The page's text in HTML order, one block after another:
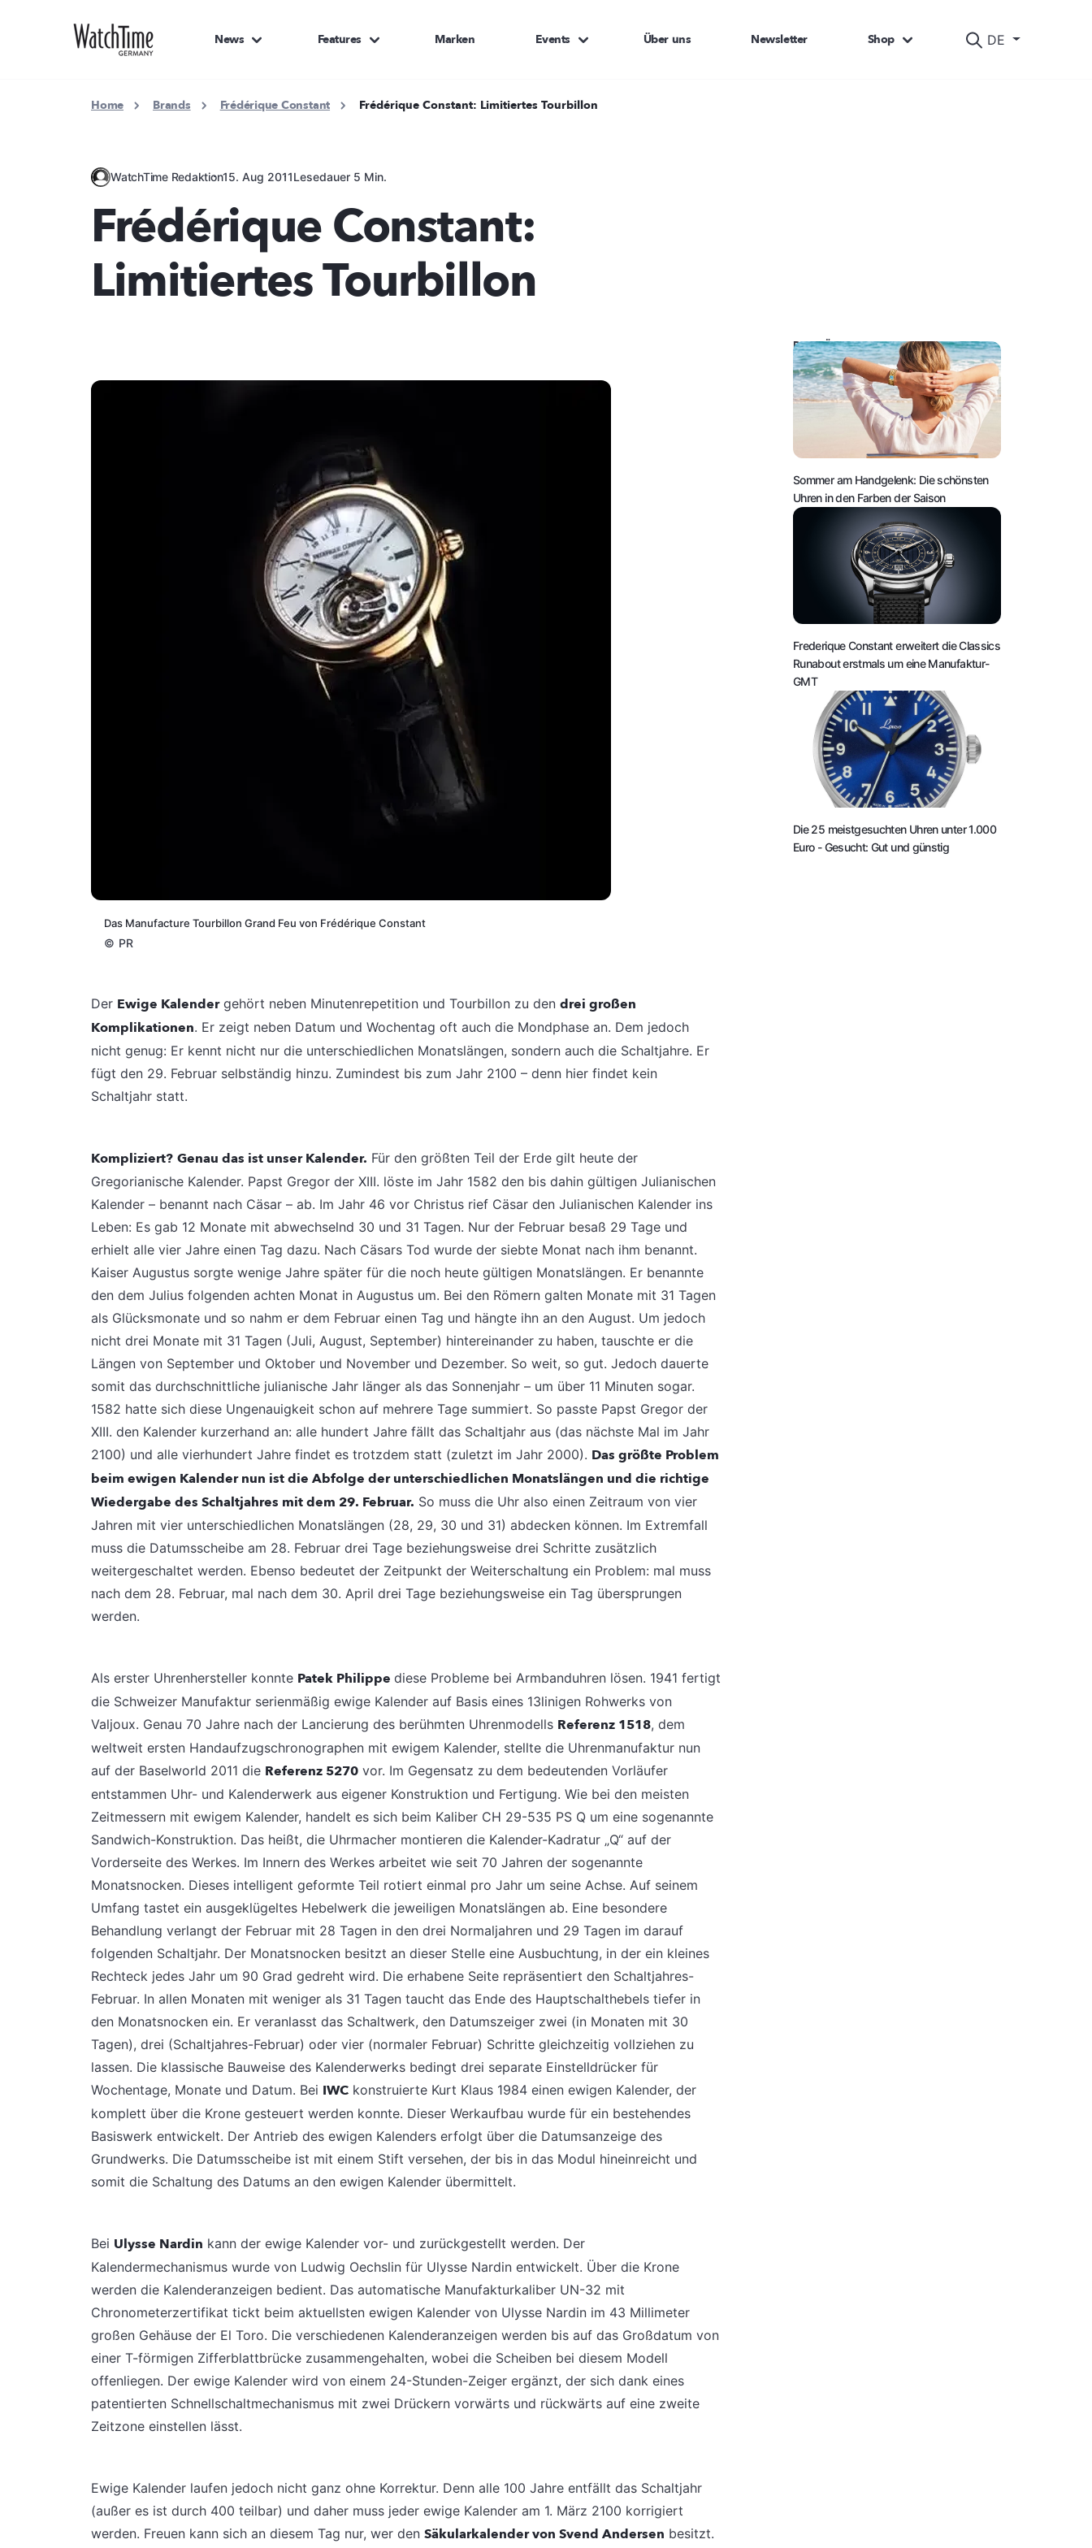
DE
News Features Marken Events Über uns Newsletter Shop
Home Brands Frédérique Constant Frédérique Constant: Limitiertes Tourbillon
WatchTime Redaktion15. Aug 2011Lesedauer 5 Min.
Frédérique Constant:
Limitiertes Tourbillon
Das Manufacture Tourbillon Grand Feu von Frédérique Constant
© PR
Der Ewige Kalendergehört neben Minutenrepetition und Tourbillon zu den drei großen
Komplikationen. Er zeigt neben Datum und Wochentag oft auch die Mondphase an. Dem jedoch
nicht genug: Er kennt nicht nur die unterschiedlichen Monatslängen, sondern auch die Schaltjahre. Er
fügt den 29. Februar selbständig hinzu. Zumindest bis zum Jahr 2100 – denn hier findet kein
Schaltjahr statt.
Kompliziert? Genau das ist unser Kalender. Für den größten Teil der Erde gilt heute der
Gregorianische Kalender. Papst Gregor der XIII. löste im Jahr 1582 den bis dahin gültigen Julianischen
Kalender – benannt nach Cäsar – ab. Im Jahr 46 vor Christus rief Cäsar den Julianischen Kalender ins
Leben: Es gab 12 Monate mit abwechselnd 30 und 31 Tagen. Nur der Februar besaß 29 Tage und
erhielt alle vier Jahre einen Tag dazu. Nach Cäsars Tod wurde der siebte Monat nach ihm benannt.
Kaiser Augustus sorgte wenige Jahre später für die noch heute gültigen Monatslängen. Er benannte
den dem Julius folgenden achten Monat in Augustus um. Bei den Römern galten Monate mit 31 Tagen
als Glücksmonate und so nahm er dem Februar einen Tag und hängte ihn an den August. Um jedoch
nicht drei Monate mit 31 Tagen (Juli, August, September) hintereinander zu haben, tauschte er die
Längen von September und Oktober und November und Dezember. So weit, so gut. Jedoch dauerte
somit das durchschnittliche julianische Jahr länger als das Sonnenjahr – um über 11 Minuten sogar.
1582 hatte sich diese Ungenauigkeit schon auf mehrere Tage summiert. So passte Papst Gregor der
XIII. den Kalender kurzerhand an: alle hundert Jahre fällt das Schaltjahr aus (das nächste Mal im Jahr
2100) und alle vierhundert Jahre findet es trotzdem statt (zuletzt im Jahr 2000). Das größte Problem
beim ewigen Kalender nun ist die Abfolge der unterschiedlichen Monatslängen und die richtige
Wiedergabe des Schaltjahres mit dem 29. Februar. So muss die Uhr also einen Zeitraum von vier
Jahren mit vier unterschiedlichen Monatslängen (28, 29, 30 und 31) abdecken können. Im Extremfall
muss die Datumsscheibe am 28. Februar drei Tage beziehungsweise drei Schritte zusätzlich
weitergeschaltet werden. Ebenso bedeutet der Zeitpunkt der Weiterschaltung ein Problem: mal muss
nach dem 28. Februar, mal nach dem 30. April drei Tage beziehungsweise ein Tag übersprungen
werden.
Als erster Uhrenhersteller konnte Patek Philippe diese Probleme bei Armbanduhren lösen. 1941 fertigt
die Schweizer Manufaktur serienmäßig ewige Kalender auf Basis eines 13linigen Rohwerks von
Valjoux. Genau 70 Jahre nach der Lancierung des berühmten Uhrenmodells Referenz 1518, dem
weltweit ersten Handaufzugschronographen mit ewigem Kalender, stellte die Uhrenmanufaktur nun
auf der Baselworld 2011 die Referenz 5270 vor. Im Gegensatz zu dem bedeutenden Vorläufer
entstammen Uhr- und Kalenderwerk aus eigener Konstruktion und Fertigung. Wie bei den meisten
Zeitmessern mit ewigem Kalender, handelt es sich beim Kaliber CH 29-535 PS Q um eine sogenannte
Sandwich-Konstruktion. Das heißt, die Uhrmacher montieren die Kalender-Kadratur „Q“ auf der
Vorderseite des Werkes. Im Innern des Werkes arbeitet wie seit 70 Jahren der sogenannte
Monatsnocken. Dieses intelligent geformte Teil rotiert einmal pro Jahr um seine Achse. Auf seinem
Umfang tastet ein ausgeklügeltes Hebelwerk die jeweiligen Monatslängen ab. Eine besondere
Behandlung verlangt der Februar mit 28 Tagen in den drei Normaljahren und 29 Tagen im darauf
folgenden Schaltjahr. Der Monatsnocken besitzt an dieser Stelle eine Ausbuchtung, in der ein kleines
Rechteck jedes Jahr um 90 Grad gedreht wird. Die erhabene Seite repräsentiert den Schaltjahres-
Februar. In allen Monaten mit weniger als 31 Tagen taucht das Ende des Hauptschalthebels tiefer in
den Monatsnocken ein. Er veranlasst das Schaltwerk, den Datumszeiger zwei (in Monaten mit 30
Tagen), drei (Schaltjahres-Februar) oder vier (normaler Februar) Schritte gleichzeitig vollziehen zu
lassen. Die klassische Bauweise des Kalenderwerks bedingt drei separate Einstelldrücker für
Wochentage, Monate und Datum. Bei IWC konstruierte Kurt Klaus 1984 einen ewigen Kalender, der
komplett über die Krone gesteuert werden konnte. Dieser Werkaufbau wurde für ein bestehendes
Basiswerk entwickelt. Der Antrieb des ewigen Kalenders erfolgt über die Datumsanzeige des
Grundwerks. Die Datumsscheibe ist mit einem Stift versehen, der bis in das Modul hineinreicht und
somit die Schaltung des Datums an den ewigen Kalender übermittelt.
Bei Ulysse Nardin kann der ewige Kalender vor- und zurückgestellt werden. Der
Kalendermechanismus wurde von Ludwig Oechslin für Ulysse Nardin entwickelt. Über die Krone
werden die Kalenderanzeigen bedient. Das automatische Manufakturkaliber UN-32 mit
Chronometerzertifikat tickt beim aktuellsten ewigen Kalender von Ulysse Nardin im 43 Millimeter
großen Gehäuse der El Toro. Die verschiedenen Kalenderanzeigen werden bis auf das Großdatum von
einer T-förmigen Zifferblattbrücke zusammengehalten, wobei die Scheiben bei diesem Modell
offenliegen. Der ewige Kalender wird von einem 24-Stunden-Zeiger ergänzt, der sich dank eines
patentierten Schnellschaltmechanismus mit zwei Drückern vorwärts und rückwärts auf eine zweite
Zeitzone einstellen lässt.
Ewige Kalender laufen jedoch nicht ganz ohne Korrektur. Denn alle 100 Jahre entfällt das Schaltjahr
(außer es ist durch 400 teilbar) und daher muss jeder ewige Kalender am 1. März 2100 korrigiert
werden. Freuen kann sich an diesem Tag nur, wer den Säkularkalender von Svend Andersen besitzt.
DAS KÖNNTE SIE AUCH INTERESSIEREN:
Sommer am Handgelenk: Die schönsten
Uhren in den Farben der Saison
Frederique Constant erweitert die Classics
Runabout erstmals um eine Manufaktur-
GMT
Die 25 meistgesuchten Uhren unter 1.000
Euro - Gesucht: Gut und günstig